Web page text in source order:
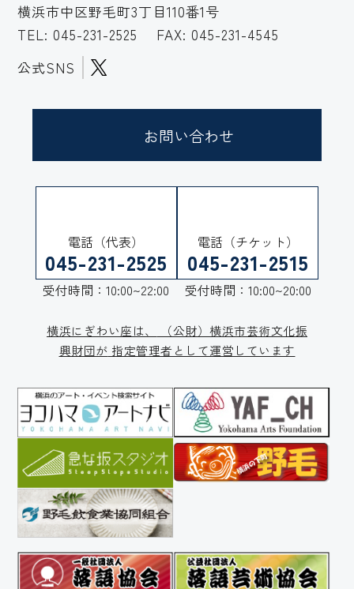
横浜市中区野毛町3丁目110番1号
TEL: 045-231-2525
FAX: 045-231-4545
公式SNS
お問い合わせ
電話（代表）
045-231-2525
受付時間：10:00~22:00
電話（チケット）
045-231-2515
受付時間：10:00~20:00
横浜にぎわい座は、
（公財）横浜市芸術文化振
興財団が 指定管理者として運営しています